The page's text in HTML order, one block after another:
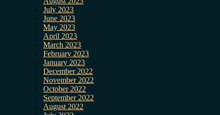
July 2023
June 2023
May 2023
April 2023
March 2023
February 2023
January 2023
December 2022
November 2022
October 2022
September 2022
August 2022